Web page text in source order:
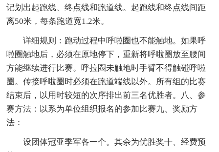
记划出起跑线、终点线和跑道线。起跑线和终点线间距
离50米，每条跑道宽1.2米。
详细规则：跑动过程中呼啦圈也不能触地。如果呼
啦圈触地后，必须在原地停下，重新将呼啦圈放至腰间
方能继续进行比赛。呼拉圈未触地时手臂不得触碰呼啦
圈。传接呼啦圈时必须在跑道端线以外。所有组的比赛
结束后，以用时较短的次序排出前三名优胜者。八、参
赛方法：以系为单位组织报名的参加比赛九、奖励方
法：
设团体冠亚季军各一个。其余为优胜奖十、经费预